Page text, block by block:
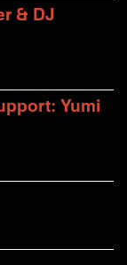
& DJ
Yumi